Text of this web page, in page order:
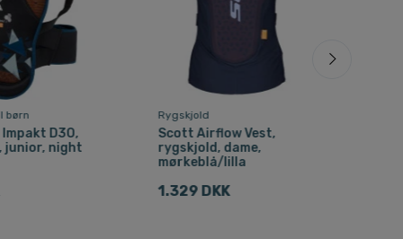
børn
D3O,
junior, night
Rygskjold
Scott Airflow Vest,
rygskjold, dame,
mørkeblå/lilla
1.329 DKK